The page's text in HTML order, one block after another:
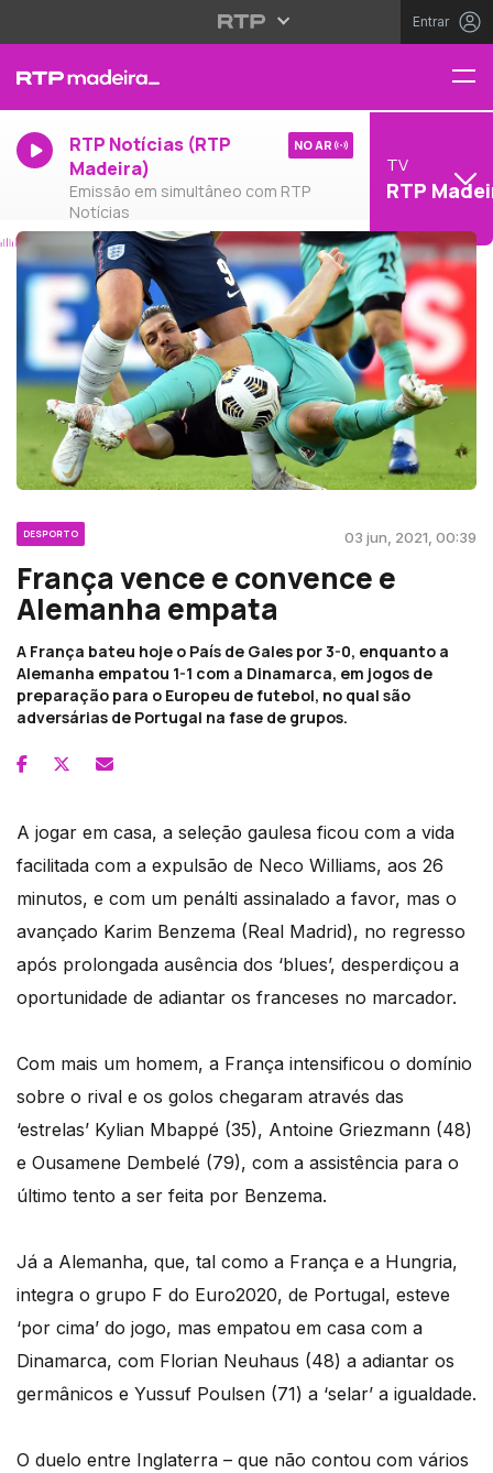
Entrar
RTP Notícias (RTP
Madeira)
Emissão em simultâneo com RTP
Notícias
NO AR
TV
RTP
DESPORTO 03 jun, 2021, 00:39
França vence e convence e
Alemanha empata
A França bateu hoje o País de Gales por 3-0, enquanto a
Alemanha empatou 1-1 com a Dinamarca, em jogos de
preparação para o Europeu de futebol, no qual são
adversárias de Portugal na fase de grupos.
A jogar em casa, a seleção gaulesa ficou com a vida
facilitada com a expulsão de Neco Williams, aos 26
minutos, e com um penálti assinalado a favor, mas o
avançado Karim Benzema (Real Madrid), no regresso
após prolongada ausência dos ‘blues’, desperdiçou a
oportunidade de adiantar os franceses no marcador.
Com mais um homem, a França intensificou o domínio
sobre o rival e os golos chegaram através das
‘estrelas’ Kylian Mbappé (35), Antoine Griezmann (48)
e Ousamene Dembelé (79), com a assistência para o
último tento a ser feita por Benzema.
Já a Alemanha, que, tal como a França e a Hungria,
integra o grupo F do Euro2020, de Portugal, esteve
‘por cima’ do jogo, mas empatou em casa com a
Dinamarca, com Florian Neuhaus (48) a adiantar os
germânicos e Yussuf Poulsen (71) a ‘selar’ a igualdade.
O duelo entre Inglaterra – que não contou com vários